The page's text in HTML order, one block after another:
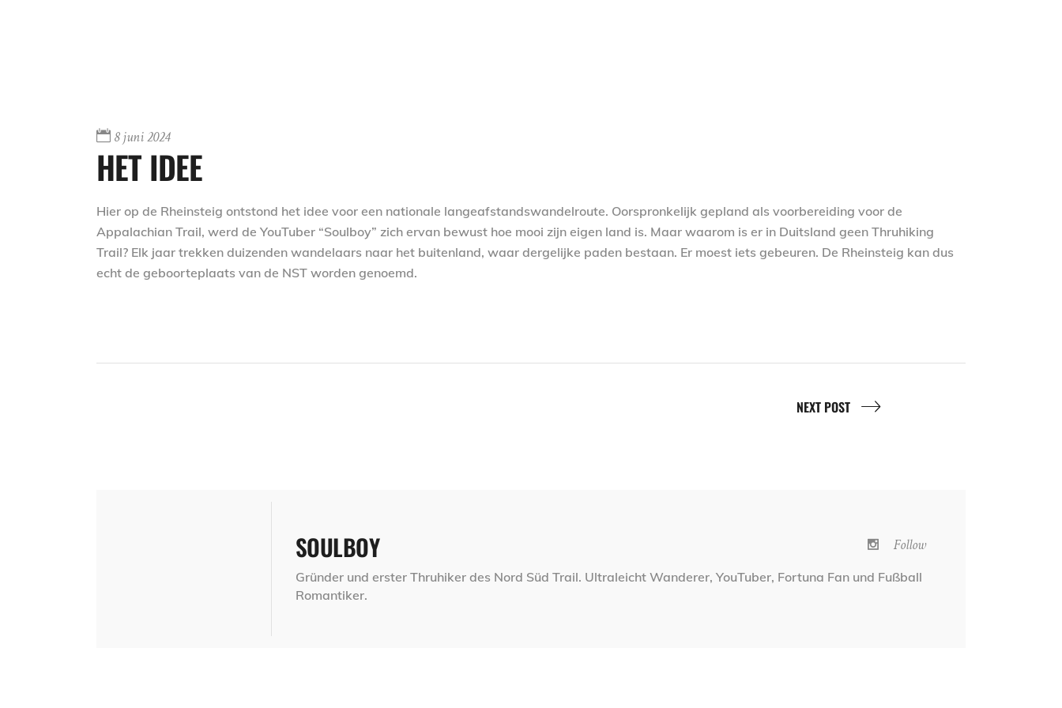
8 juni 2024
HET IDEE
Hier op de Rheinsteig ontstond het idee voor een nationale langeafstandswandelroute. Oorspronkelijk gepland als voorbereiding voor de
Appalachian Trail, werd de YouTuber “Soulboy” zich ervan bewust hoe mooi zijn eigen land is. Maar waarom is er in Duitsland geen Thruhiking
Trail? Elk jaar trekken duizenden wandelaars naar het buitenland, waar dergelijke paden bestaan. Er moest iets gebeuren. De Rheinsteig kan dus
echt de geboorteplaats van de NST worden genoemd.
NEXT POST
Follow
SOULBOY
Gründer und erster Thruhiker des Nord Süd Trail. Ultraleicht Wanderer, YouTuber, Fortuna Fan und Fußball
Romantiker.